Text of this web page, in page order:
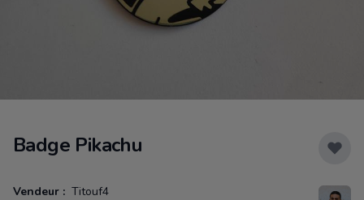
Badge Pikachu
Vendeur : Titouf4